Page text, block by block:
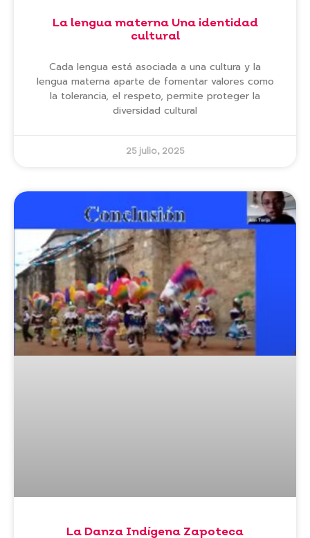
La lengua materna Una identidad
cultural
Cada lengua está asociada a una cultura y la
lengua materna aparte de fomentar valores como
la tolerancia, el respeto, permite proteger la
diversidad cultural
25 julio, 2025
La Danza Indígena Zapoteca